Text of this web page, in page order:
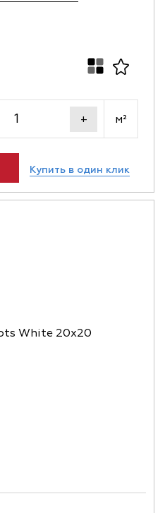
+ м²
Купить в один клик